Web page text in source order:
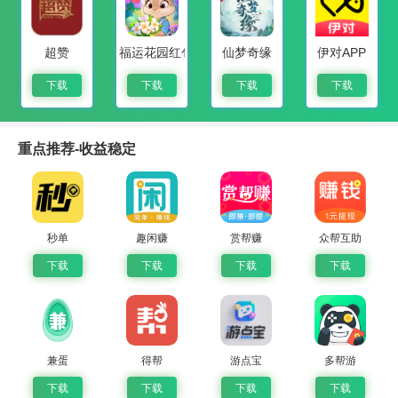
超赞
下载
福运花园红包版
下载
仙梦奇缘
下载
伊对APP
下载
重点推荐-收益稳定
秒单
下载
趣闲赚
下载
赏帮赚
下载
众帮互助
下载
兼蛋
下载
得帮
下载
游点宝
下载
多帮游
下载